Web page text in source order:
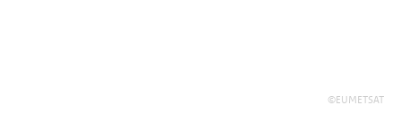
©EUMETSAT